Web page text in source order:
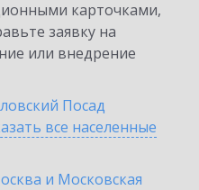
карточками,
заявку на
или внедрение
Посад
все населенные
и Московская